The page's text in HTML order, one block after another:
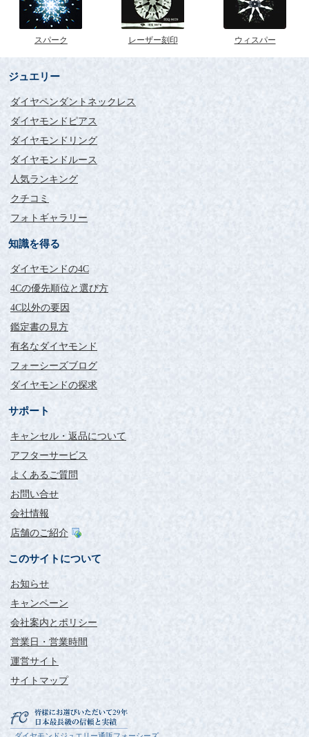
スパーク レーザー刻印 ウィスパー
ジュエリー
ダイヤペンダントネックレス
ダイヤモンドピアス
ダイヤモンドリング
ダイヤモンドルース
人気ランキング
クチコミ
フォトギャラリー
知識を得る
ダイヤモンドの4C
4Cの優先順位と選び方
4C以外の要因
鑑定書の見方
有名なダイヤモンド
フォーシーズブログ
ダイヤモンドの探求
サポート
キャンセル・返品について
アフターサービス
よくあるご質問
お問い合せ
会社情報
店舗のご紹介
このサイトについて
お知らせ
キャンペーン
会社案内とポリシー
営業日・営業時間
運営サイト
サイトマップ